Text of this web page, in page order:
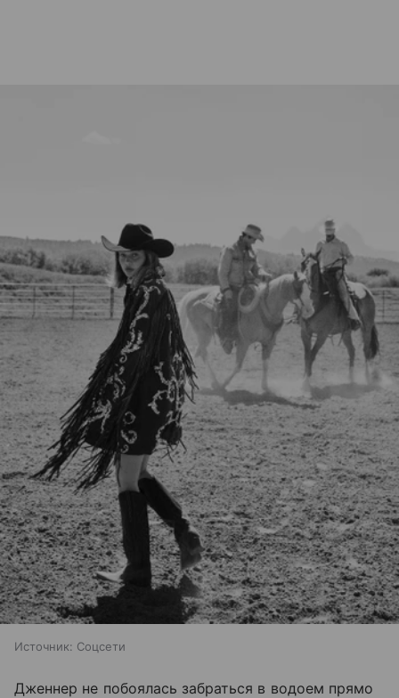
Источник: Соцсети
Дженнер не побоялась забраться в водоем прямо